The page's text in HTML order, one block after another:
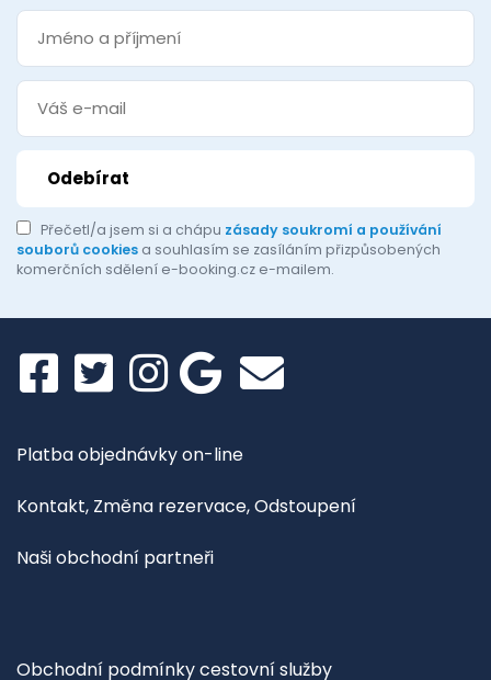
Přečetl/a jsem si a chápu zásady soukromí a používání
souborů cookies a souhlasím se zasíláním přizpůsobených
komerčních sdělení e-booking.cz e-mailem.
Platba objednávky on-line
Kontakt, Změna rezervace, Odstoupení
Naši obchodní partneři
Obchodní podmínky cestovní služby